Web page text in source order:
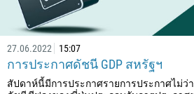
27.06.2022 15:07
การประกาศดัชนี GDP สหรัฐฯ
สัปดาห์นี้มีการประกาศรายการประกาศไม่ว่
54
374
297
61